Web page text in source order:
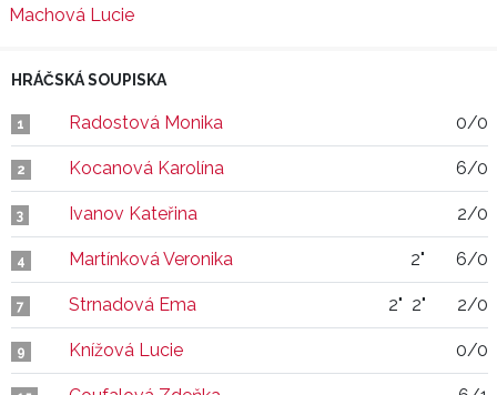
Machová Lucie
HRÁČSKÁ SOUPISKA
1 Radostová Monika 0/0
2 Kocanová Karolína 6/0
3 Ivanov Kateřina 2/0
4 Martínková Veronika 2" 6/0
7 Strnadová Ema 2" 2" 2/0
9 Knížová Lucie 0/0